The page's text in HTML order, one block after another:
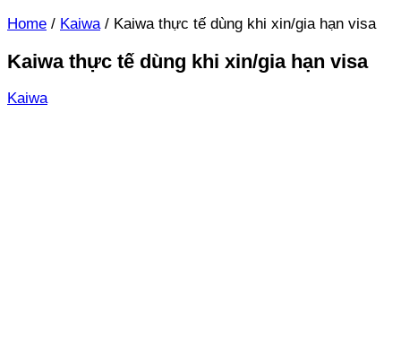
Home / Kaiwa / Kaiwa thực tế dùng khi xin/gia hạn visa
Kaiwa thực tế dùng khi xin/gia hạn visa
Kaiwa